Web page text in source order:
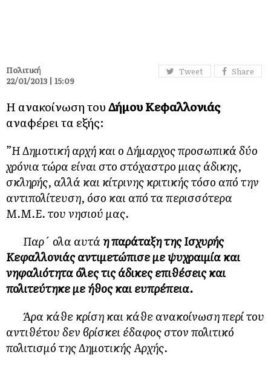
Tweet Share
Πολιτική
22/01/2013 | 15:09
Η ανακοίνωση τουΔήμου Κεφαλλονιάς
αναφέρει τα εξής:
”Η Δημοτική αρχή και ο Δήμαρχος προσωπικά δύο
χρόνια τώρα είναι στο στόχαστρο μιας άδικης,
σκληρής, αλλά και κίτρινης κριτικής τόσο από την
αντιπολίτευση, όσο και από τα περισσότερα
Μ.Μ.Ε. του νησιού μας.
Παρ´ ολα αυτάη παράταξη της Ισχυρής
Κεφαλλονιάς αντιμετώπισε με ψυχραιμία και
νηφαλιότητα όλες τις άδικες επιθέσεις και
πολιτεύτηκε με ήθος και ευπρέπεια.
Άρα κάθε κρίση και κάθε ανακοίνωση περί του
αντιθέτου δεν βρίσκει έδαφος στον πολιτικό
πολιτισμό της Δημοτικής Αρχής.